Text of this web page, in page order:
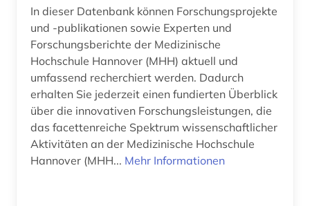
In dieser Datenbank können Forschungsprojekte
und -publikationen sowie Experten und
Forschungsberichte der Medizinische
Hochschule Hannover (MHH) aktuell und
umfassend recherchiert werden. Dadurch
erhalten Sie jederzeit einen fundierten Überblick
über die innovativen Forschungsleistungen, die
das facettenreiche Spektrum wissenschaftlicher
Aktivitäten an der Medizinische Hochschule
Hannover (MHH... Mehr Informationen